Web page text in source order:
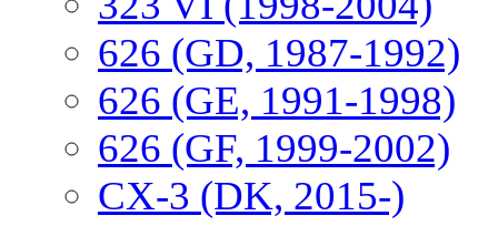
626 (GD, 1987-1992)
626 (GE, 1991-1998)
626 (GF, 1999-2002)
CX-3 (DK, 2015-)